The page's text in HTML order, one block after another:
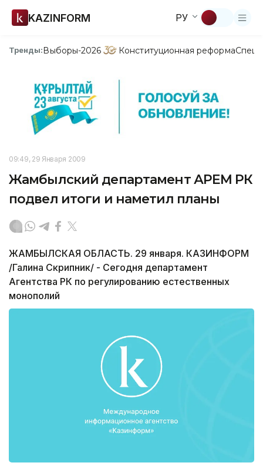
KAZINFORM РУ
Тренды:Выборы-2026 Конституционная реформа
09:49, 29 Января 2009
Жамбылский департамент АРЕМ РК
подвел итоги и наметил планы
ЖАМБЫЛСКАЯ ОБЛАСТЬ. 29 января. КАЗИНФОРМ
/Галина Скрипник/ - Сегодня департамент
Агентства РК по регулированию естественных
монополий